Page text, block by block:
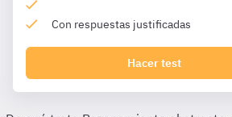
Con respuestas justificadas
Hacer test